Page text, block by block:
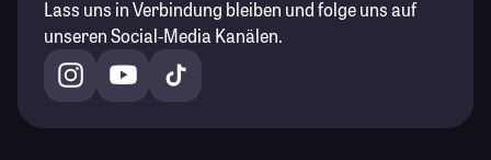
Lass uns in Verbindung bleiben und folge uns auf
unseren Social-Media Kanälen.